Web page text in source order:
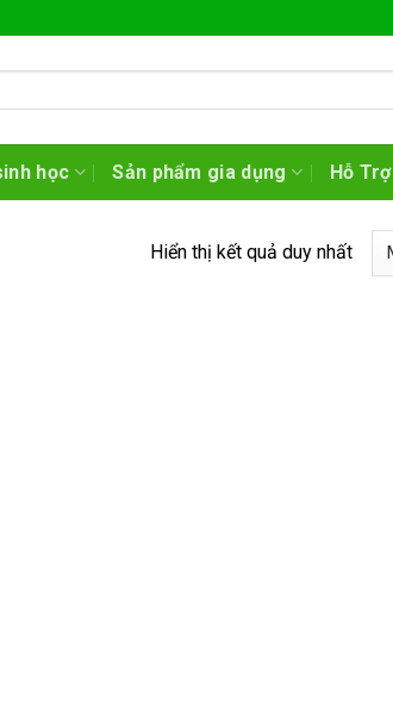
học Sản phẩm gia dụng Hỗ Trợ
Hiển thị kết quả duy nhất